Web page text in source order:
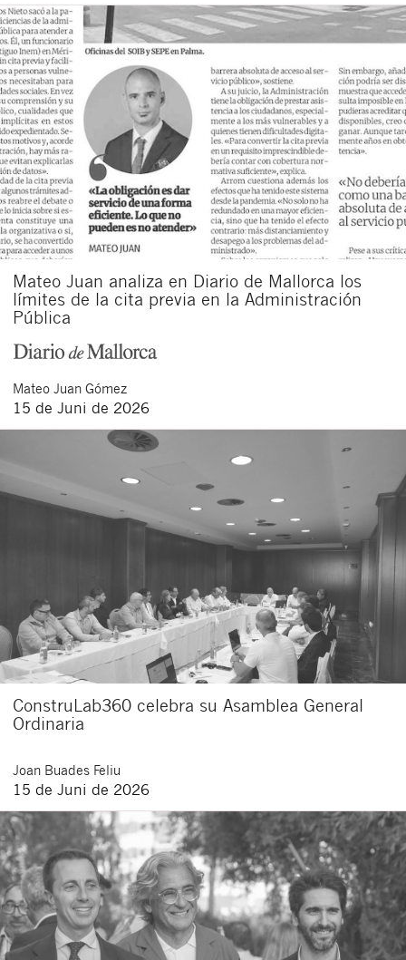
Mateo Juan analiza en Diario de Mallorca los
límites de la cita previa en la Administración
Pública
Mateo Juan Gómez
15 de Juni de 2026
ConstruLab360 celebra su Asamblea General
Ordinaria
Joan Buades Feliu
15 de Juni de 2026